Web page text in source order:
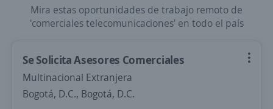
Mira estas oportunidades de trabajo remoto de
'comerciales telecomunicaciones' en todo el país
Se Solicita Asesores Comerciales
Multinacional Extranjera
Bogotá, D.C., Bogotá, D.C.